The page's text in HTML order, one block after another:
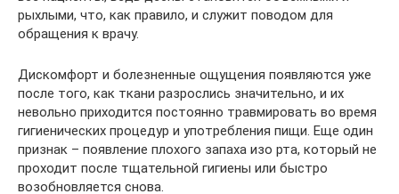
рыхлыми, что, как правило, и служит поводом для
обращения к врачу.
Дискомфорт и болезненные ощущения появляются уже
после того, как ткани разрослись значительно, и их
невольно приходится постоянно травмировать во время
гигиенических процедур и употребления пищи. Еще один
признак – появление плохого запаха изо рта, который не
проходит после тщательной гигиены или быстро
возобновляется снова.